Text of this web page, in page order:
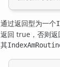
通过返回型为一个
返回 true，否则返
其